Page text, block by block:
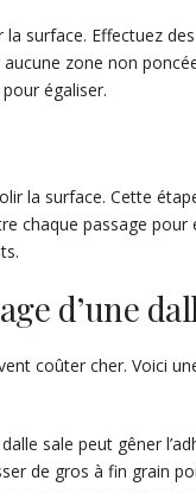
surface. Effectuez
zone non
égaliser.
la surface. Cette
chaque passage pour
d’une
coûter cher. Voici
sale peut gêner
de gros à fin grain